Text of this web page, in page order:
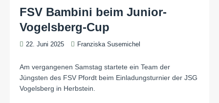
FSV Bambini beim Junior-
Vogelsberg-Cup
22. Juni 2025 Franziska Susemichel
Am vergangenen Samstag startete ein Team der
Jüngsten des FSV Pfordt beim Einladungsturnier der JSG
Vogelsberg in Herbstein.